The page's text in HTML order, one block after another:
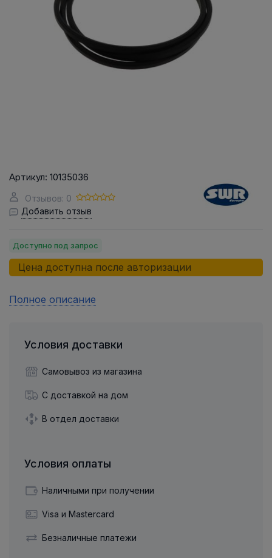
Артикул: 10135036
Отзывов: 0
Добавить отзыв
Доступно под запрос
Цена доступна после авторизации
Полное описание
Условия доставки
Самовывоз из магазина
С доставкой на дом
В отдел доставки
Условия оплаты
Наличными при получении
Visa и Mastercard
Безналичные платежи